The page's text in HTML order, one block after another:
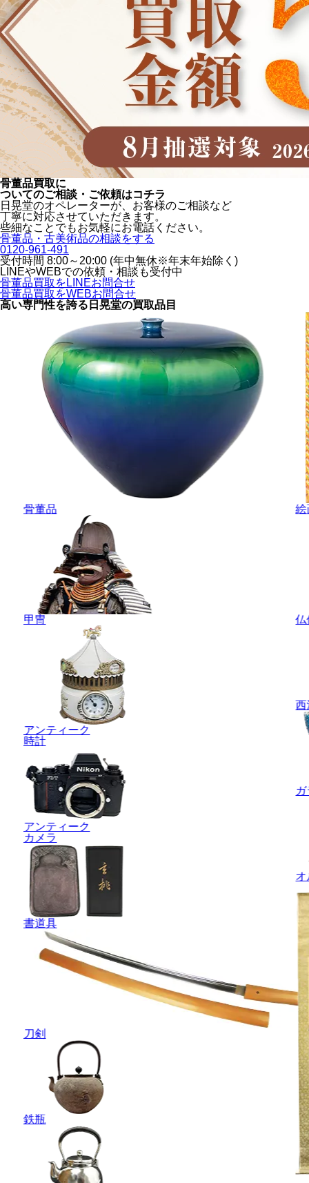
骨董品買取に
ついてのご相談・ご依頼はコチラ
日晃堂のオペレーターが、お客様のご相談など
丁寧に対応させていただきます。
些細なことでもお気軽にお電話ください。
骨董品・古美術品の相談をする
0120-961-491
受付時間 8:00～20:00 (年中無休※年末年始除く)
LINEやWEBでの依頼・相談も受付中
骨董品買取をLINEお問合せ
骨董品買取をWEBお問合せ
高い専門性を誇る 日晃堂の買取品目
骨董品
甲冑
アンティーク
時計
アンティーク
カメラ
書道具
刀剣
鉄瓶
絵
仏
西
オ